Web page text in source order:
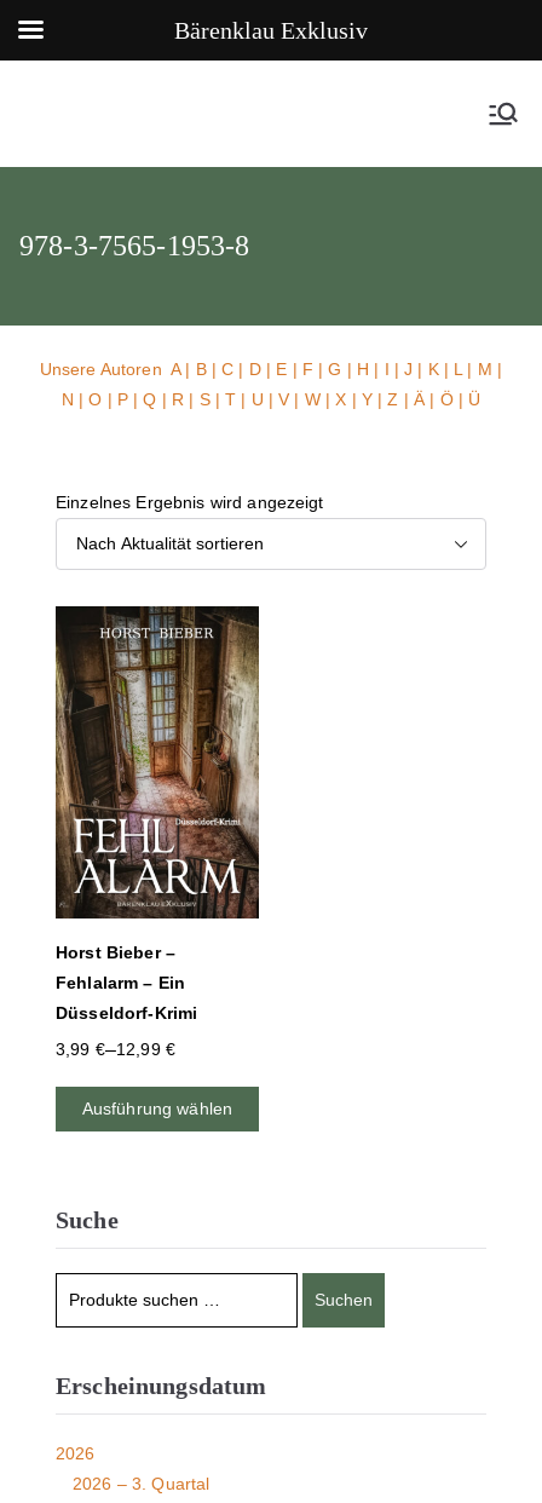
978-3-7565-1953-8
Unsere AutorenA| B|C | D| E | F |G | H | I |J | K| L | M |
N |O | P|Q | R | S|T | U | V | W| X | Y | Z | Ä | Ö | Ü
Einzelnes Ergebnis wird angezeigt
Horst Bieber –
Fehlalarm – Ein
Düsseldorf-Krimi
3,99 €–12,99 €
Ausführung wählen
Suche
Suchen
Erscheinungsdatum
2026
2026 – 3. Quartal
Bärenklau Exklusiv